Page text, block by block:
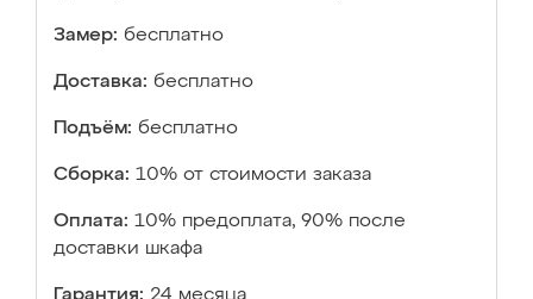
Замер: бесплатно
Доставка: бесплатно
Подъём: бесплатно
Сборка: 10% от стоимости заказа
Оплата: 10% предоплата, 90% после
доставки шкафа